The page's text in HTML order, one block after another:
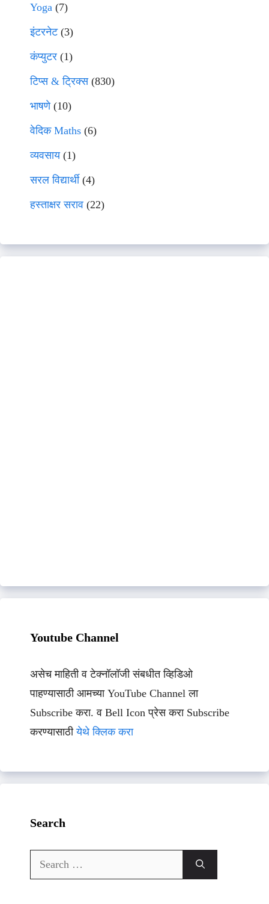
Yoga (7)
इंटरनेट(3)
कंप्युटर (1)
टिप्स & ट्रिक्स(830)
भाषणे(10)
वेदिक Maths (6)
व्यवसाय(1)
सरल विद्यार्थी(4)
हस्ताक्षर सराव (22)
Youtube Channel
असेच माहिती व टेक्नॉलॉजी संबधीत व्हिडिओ
पाहण्यासाठी आमच्या YouTube Channel ला
Subscribe करा. व Bell Icon प्रेस करा Subscribe
करण्यासाठीयेथे क्लिक करा
Search
Search
for: